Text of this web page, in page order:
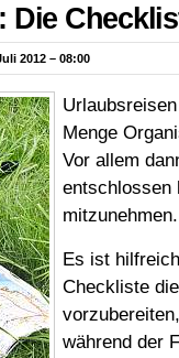
Die
2012 – 08:00
Menge
Vor allem
entschlossen
mitzunehmen.
Es ist
Checkliste
während der